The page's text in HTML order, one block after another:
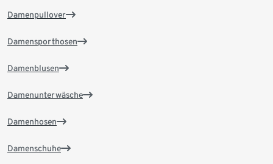
Damenpullover
Damensporthosen
Damenblusen
Damenunterwäsche
Damenhosen
Damenschuhe